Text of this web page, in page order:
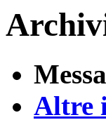
Altre